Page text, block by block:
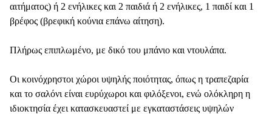
αιτήματος) ή 2 ενήλικες και 2 παιδιά ή 2 ενήλικες, 1 παιδί και 1
βρέφος (βρεφική κούνια επάνω αίτηση).
Πλήρως επιπλωμένο, με δικό του μπάνιο και ντουλάπα.
Οι κοινόχρηστοι χώροι υψηλής ποιότητας, όπως η τραπεζαρία
και το σαλόνι είναι ευρύχωροι και φιλόξενοι, ενώ ολόκληρη η
ιδιοκτησία έχει κατασκευαστεί με εγκαταστάσεις υψηλών